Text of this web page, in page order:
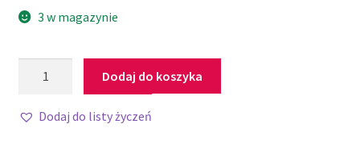
3 w magazynie
Dodaj do koszyka
Dodaj do listy życzeń